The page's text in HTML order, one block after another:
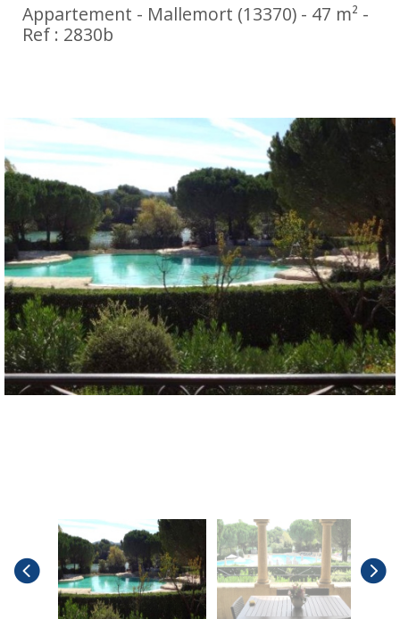
Appartement - Mallemort (13370) - 47 m² -
Ref : 2830b